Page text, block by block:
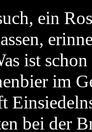
ein
ist
im
bei der